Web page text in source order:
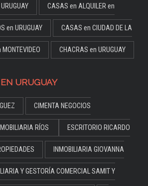
CASAS en ALQUILER en
en URUGUAY CASAS en CIUDAD DE LA
CHACRAS en URUGUAY
URUGUAY
CIMENTA NEGOCIOS
RÍOS ESCRITORIO RICARDO
INMOBILIARIA GIOVANNA
Y GESTORÍA COMERCIAL SAMIT Y